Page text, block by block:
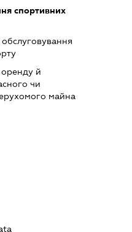
спортивних
й
чи
майна